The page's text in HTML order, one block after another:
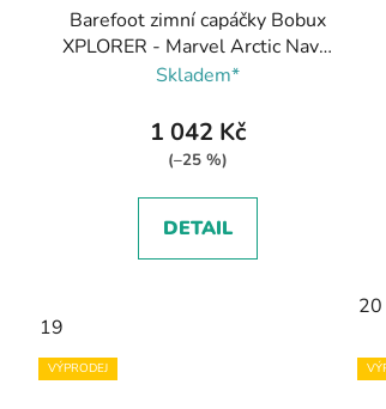
Barefoot zimní capáčky Bobux
XPLORER - Marvel Arctic Navy,
Bobux
Skladem*
1 042 Kč
(–25 %)
DETAIL
19
20
VÝPRODEJ